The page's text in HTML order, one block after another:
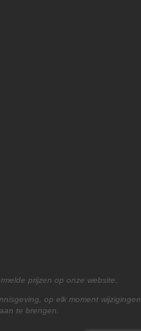
prijzen op onze website.
op elk moment wijzigingen
te brengen.